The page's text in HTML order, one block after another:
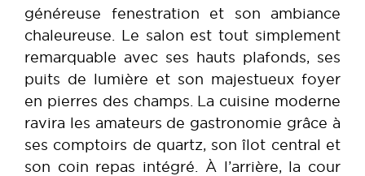
généreuse fenestration et son ambiance
chaleureuse. Le salon est tout simplement
remarquable avec ses hauts plafonds, ses
puits de lumière et son majestueux foyer
en pierres des champs. La cuisine moderne
ravira les amateurs de gastronomie grâce à
ses comptoirs de quartz, son îlot central et
son coin repas intégré. À l’arrière, la cour